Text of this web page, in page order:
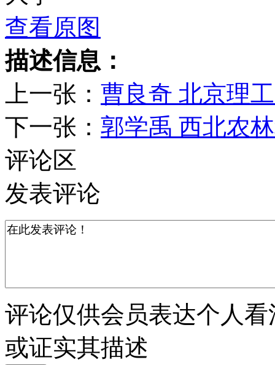
查看原图
描述信息：
上一张： 曹良奇 北京理
下一张： 郭学禹 西北农
评论区
发表评论
评论仅供会员表达个人
或证实其描述